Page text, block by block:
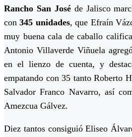
Rancho San Joséde Jalisco
con345 unidades, que Efraín
muy buena cala de caballo
Antonio Villaverde Viñuela
en el lienzo de cuenta, y
empatando con 35 tanto Roberto
Salvador Franco Navarro, así
Amezcua Gálvez.
Diez tantos consiguió Eliseo